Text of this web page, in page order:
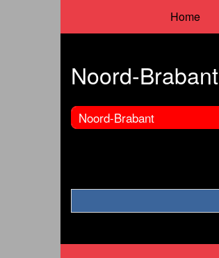
Home
Noord-Brabant
Noord-Brabant